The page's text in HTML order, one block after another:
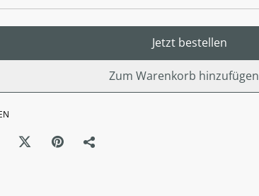
Jetzt bestellen
Zum Warenkorb hinzufügen